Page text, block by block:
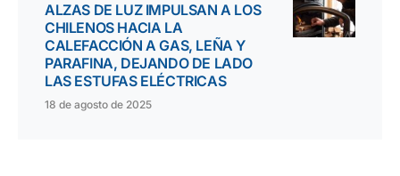
ALZAS DE LUZ IMPULSAN A LOS
CHILENOS HACIA LA
CALEFACCIÓN A GAS, LEÑA Y
PARAFINA, DEJANDO DE LADO
LAS ESTUFAS ELÉCTRICAS
18 de agosto de 2025